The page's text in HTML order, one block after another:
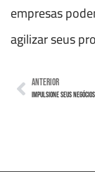
empresas
agilizar seus
ANTERIOR